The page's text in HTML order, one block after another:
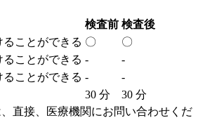
検査前 検査後
ことができる 〇
〇
ことができる -
-
ことができる -
-
30 分
30 分
直接、医療機関にお問い合わせくだ